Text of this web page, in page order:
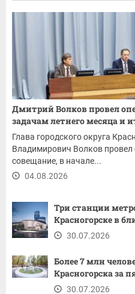
Дмитрий Волков провел
задачам летнего месяца и
Глава городского округа
Владимирович Волков провел
совещание, в начале...
04.08.2026
Три станции
Красногорске в
30.07.2026
Более 7 млн
Красногорска за
30.07.2026